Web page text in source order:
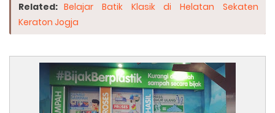
Related: Belajar Batik Klasik di Helatan Sekaten
Keraton Jogja